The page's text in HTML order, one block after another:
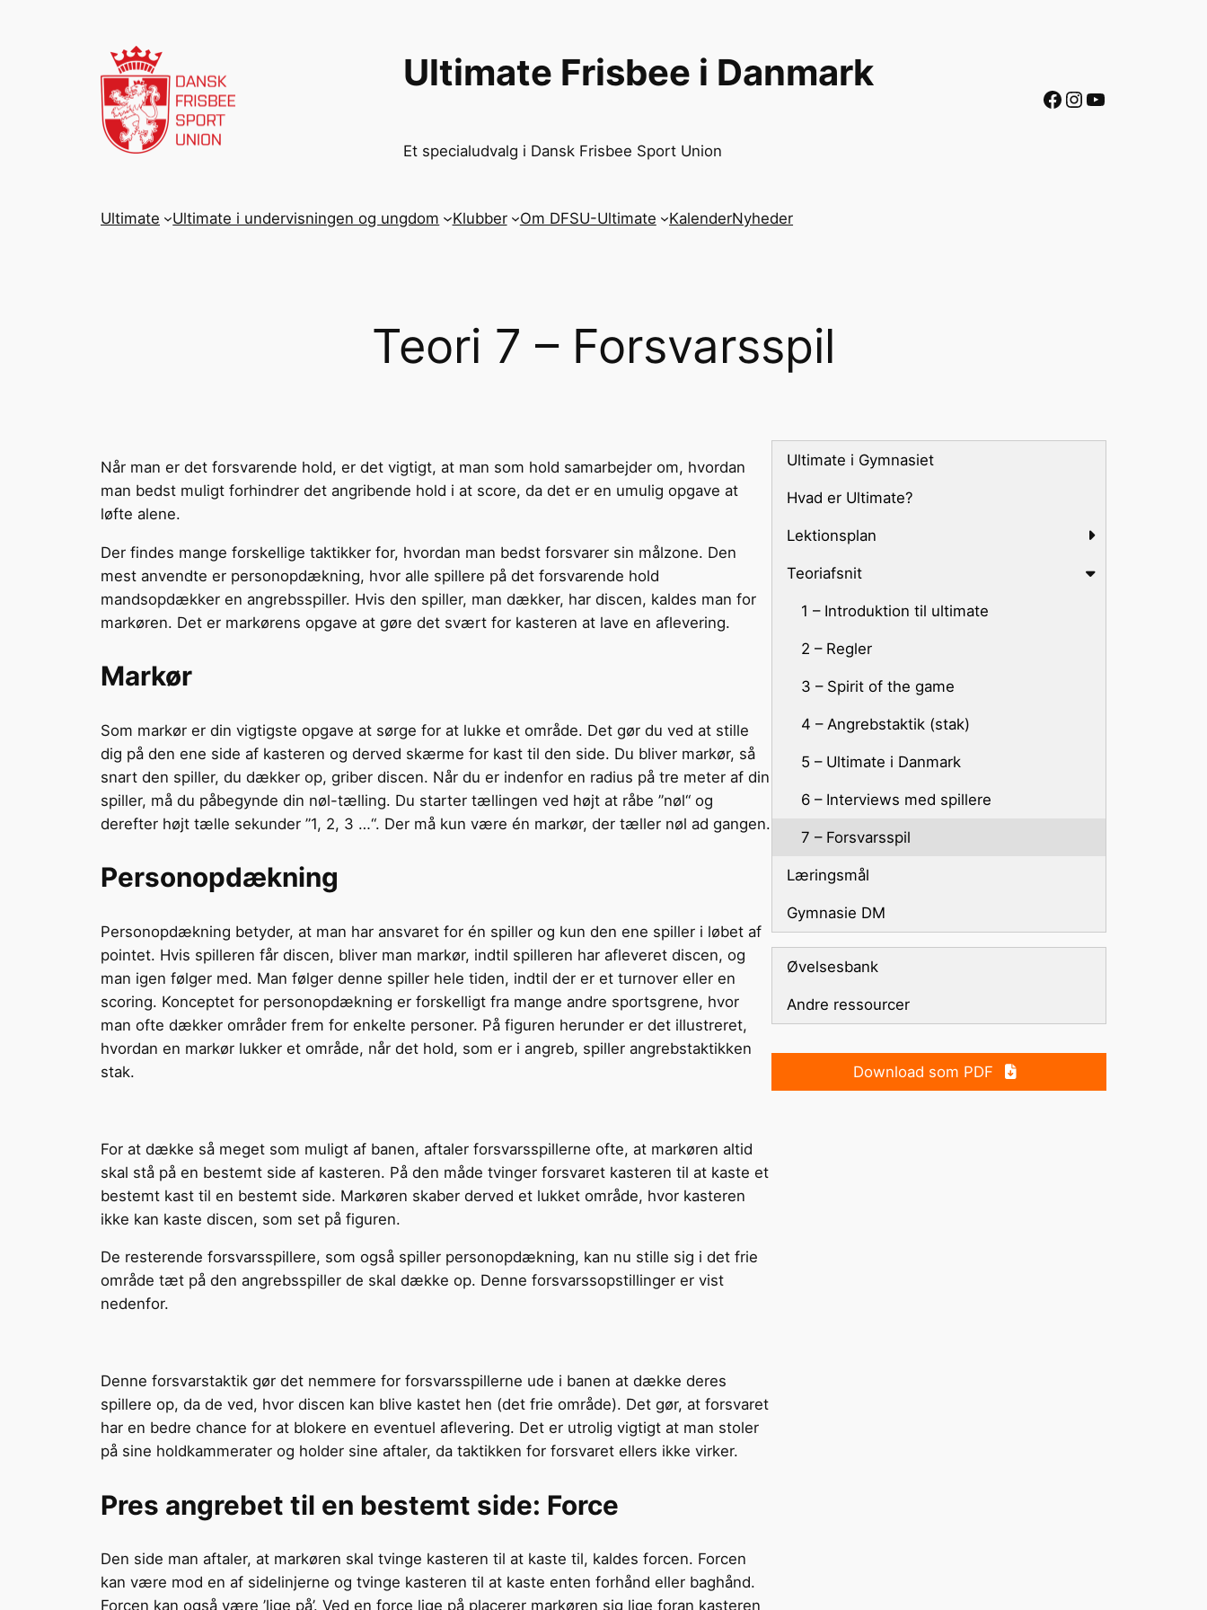
Ultimate Frisbee i Danmark
Et specialudvalg i Dansk Frisbee Sport Union
Facebook
Instagram
YouTube
Ultimate Ultimate i undervisningen og ungdom Klubber Om DFSU-Ultimate KalenderNyheder
Teori 7 – Forsvarsspil
Når man er det forsvarende hold, er det vigtigt, at man som hold samarbejder om, hvordan
man bedst muligt forhindrer det angribende hold i at score, da det er en umulig opgave at
løfte alene.
Der findes mange forskellige taktikker for, hvordan man bedst forsvarer sin målzone. Den
mest anvendte er personopdækning, hvor alle spillere på det forsvarende hold
mandsopdækker en angrebsspiller. Hvis den spiller, man dækker, har discen, kaldes man for
markøren. Det er markørens opgave at gøre det svært for kasteren at lave en aflevering.
Markør
Som markør er din vigtigste opgave at sørge for at lukke et område. Det gør du ved at stille
dig på den ene side af kasteren og derved skærme for kast til den side. Du bliver markør, så
snart den spiller, du dækker op, griber discen. Når du er indenfor en radius på tre meter af din
spiller, må du påbegynde din nøl-tælling. Du starter tællingen ved højt at råbe ”nøl“ og
derefter højt tælle sekunder ”1, 2, 3 …“. Der må kun være én markør, der tæller nøl ad gangen.
Personopdækning
Personopdækning betyder, at man har ansvaret for én spiller og kun den ene spiller i løbet af
pointet. Hvis spilleren får discen, bliver man markør, indtil spilleren har afleveret discen, og
man igen følger med. Man følger denne spiller hele tiden, indtil der er et turnover eller en
scoring. Konceptet for personopdækning er forskelligt fra mange andre sportsgrene, hvor
man ofte dækker områder frem for enkelte personer. På figuren herunder er det illustreret,
hvordan en markør lukker et område, når det hold, som er i angreb, spiller angrebstaktikken
stak.
For at dække så meget som muligt af banen, aftaler forsvarsspillerne ofte, at markøren altid
skal stå på en bestemt side af kasteren. På den måde tvinger forsvaret kasteren til at kaste et
bestemt kast til en bestemt side. Markøren skaber derved et lukket område, hvor kasteren
ikke kan kaste discen, som set på figuren.
De resterende forsvarsspillere, som også spiller personopdækning, kan nu stille sig i det frie
område tæt på den angrebsspiller de skal dække op. Denne forsvarssopstillinger er vist
nedenfor.
Denne forsvarstaktik gør det nemmere for forsvarsspillerne ude i banen at dække deres
spillere op, da de ved, hvor discen kan blive kastet hen (det frie område). Det gør, at forsvaret
har en bedre chance for at blokere en eventuel aflevering. Det er utrolig vigtigt at man stoler
på sine holdkammerater og holder sine aftaler, da taktikken for forsvaret ellers ikke virker.
Pres angrebet til en bestemt side: Force
Den side man aftaler, at markøren skal tvinge kasteren til at kaste til, kaldes forcen. Forcen
kan være mod en af sidelinjerne og tvinge kasteren til at kaste enten forhånd eller baghånd.
Forcen kan også være ’lige på’. Ved en force lige på placerer markøren sig lige foran kasteren
Ultimate i Gymnasiet
Hvad er Ultimate?
Lektionsplan
1 – Kast og grib
2 – Kast, grib og løb
3 – Kast, grib, løb og vendinger
4 – Angrebsspil
5 – Bevægelse på banen
6 – Hurtige afleveringer
7 – Forsvarsspil
8 – Afslutning og evaluering
Teoriafsnit
1 – Introduktion til ultimate
2 – Regler
3 – Spirit of the game
4 – Angrebstaktik (stak)
5 – Ultimate i Danmark
6 – Interviews med spillere
7 – Forsvarsspil
Læringsmål
Gymnasie DM
Øvelsesbank
Andre ressourcer
Download som PDF